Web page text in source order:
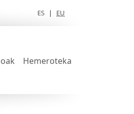
ES | EU
Hemeroteka